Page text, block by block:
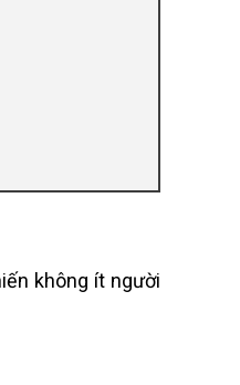
không ít người